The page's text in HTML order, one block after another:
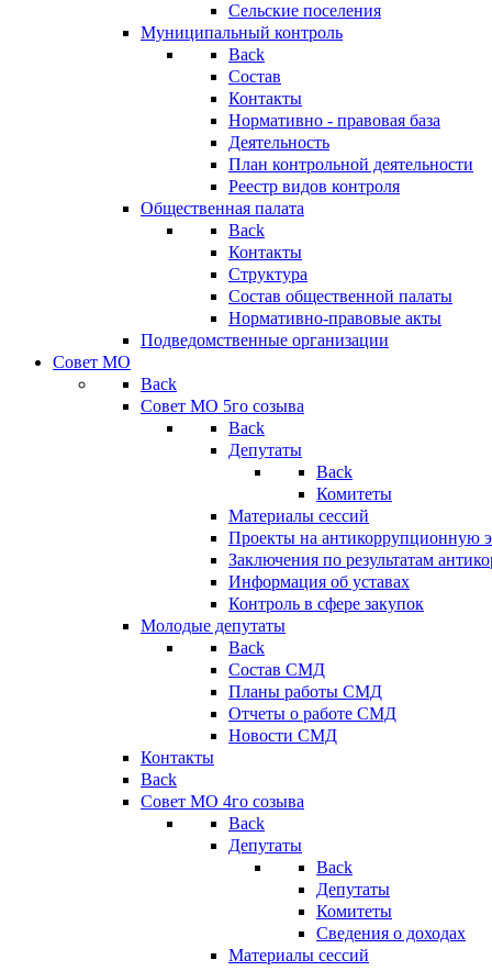
Сельские поселения
Муниципальный контроль
Back
Состав
Контакты
Нормативно - правовая база
Деятельность
План контрольной деятельности
Реестр видов контроля
Общественная палата
Back
Контакты
Структура
Состав общественной палаты
Нормативно-правовые акты
Подведомственные организации
Совет МО
Back
Совет МО 5го созыва
Back
Депутаты
Back
Комитеты
Материалы сессий
Проекты на антикоррупционную
Заключения по результатам
Информация об уставах
Контроль в сфере закупок
Молодые депутаты
Back
Состав СМД
Планы работы СМД
Отчеты о работе СМД
Новости СМД
Контакты
Back
Совет МО 4го созыва
Back
Депутаты
Back
Депутаты
Комитеты
Сведения о доходах
Материалы сессий